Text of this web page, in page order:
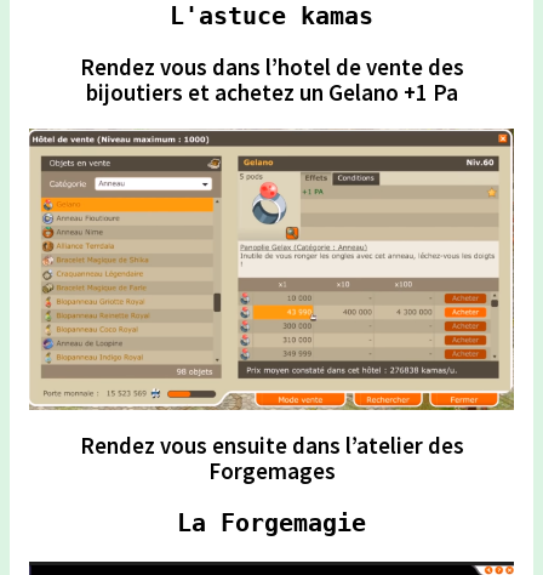
L'astuce kamas
Rendez vous dans l’hotel de vente des
bijoutiers et achetez un Gelano +1 Pa
Rendez vous ensuite dans l’atelier des
Forgemages
La Forgemagie